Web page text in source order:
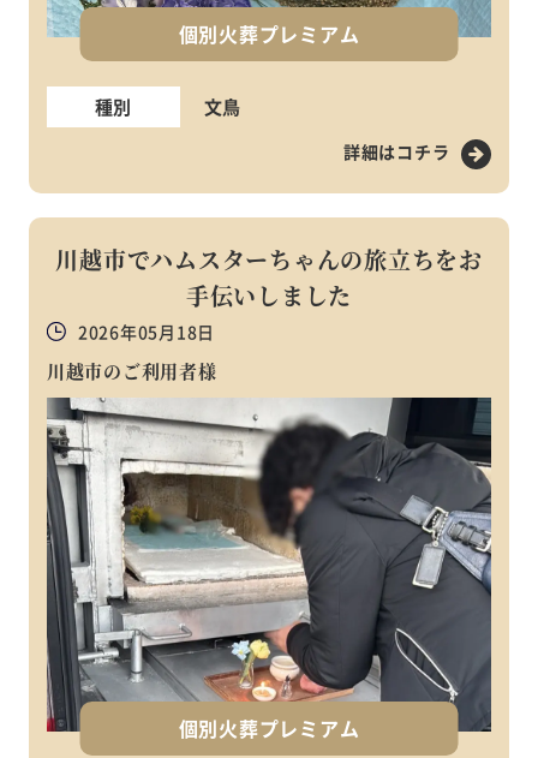
個別火葬プレミアム
種別 文鳥
詳細はコチラ
川越市でハムスターちゃんの旅立ちをお
手伝いしました
2026年05月18日
川越市のご利用者様
個別火葬プレミアム